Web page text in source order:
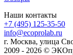
Наши контакты
+7 (495) 125-35-50
info@ecoprolab.ru
г. Москва, улица
2009 - 2026 ©